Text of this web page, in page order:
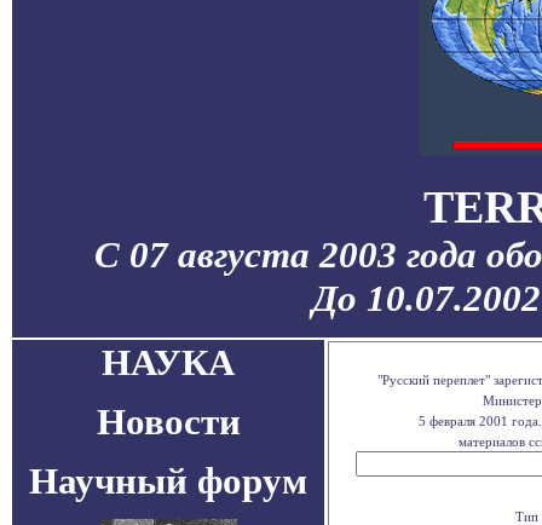
С 07 августа 2003 года
До
НАУКА
Новости
Научный форум
"Русский переплет"
5 февраля 2001
материалов
Тип